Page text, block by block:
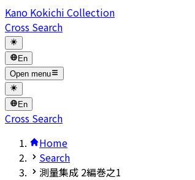
Kano Kokichi Collection
Cross Search
En
Open menu
En
Cross Search
Home
Search
測量集成 2編巻之1